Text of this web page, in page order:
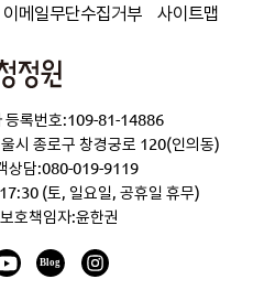
이메일무단수집거부 사이트맵
등록번호:109-81-14886
시 종로구 창경궁로 120(인의동)
상담:080-019-9119
(토, 일요일, 공휴일 휴무)
호책임자:윤한권